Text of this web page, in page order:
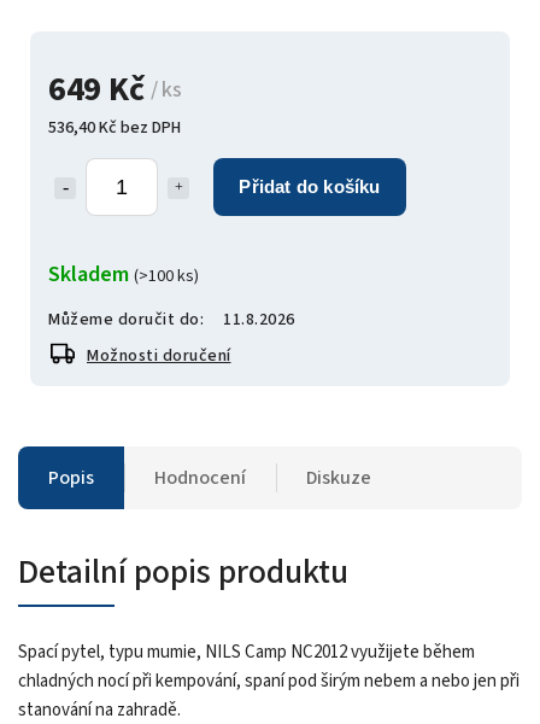
649 Kč / ks
536,40 Kč bez DPH
Přidat do košíku
Skladem (>100 ks)
Můžeme doručit do:
11.8.2026
Možnosti doručení
Popis Hodnocení Diskuze
Detailní popis produktu
Spací pytel, typu mumie, NILS Camp NC2012 využijete během
chladných nocí při kempování, spaní pod širým nebem a nebo jen při
stanování na zahradě.